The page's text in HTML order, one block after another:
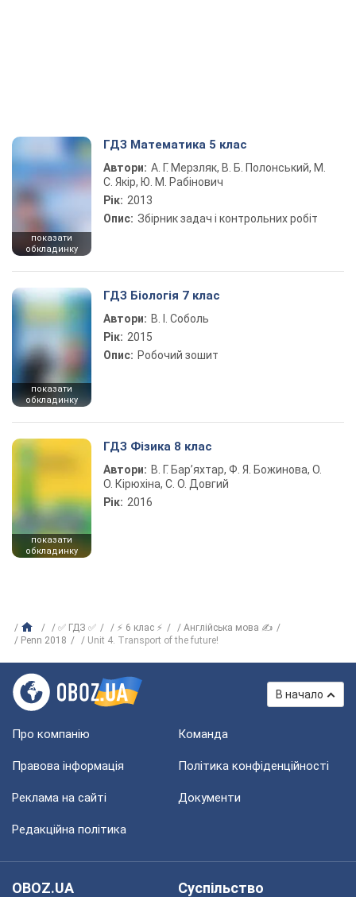
показати
обкладинку
ГДЗ Математика 5 клас
Автори: А. Г. Мерзляк, В. Б. Полонський, М.
С. Якір, Ю. М. Рабінович
Рік: 2013
Опис: Збірник задач і контрольних робіт
показати
обкладинку
ГДЗ Біологія 7 клас
Автори: В. І. Соболь
Рік: 2015
Опис: Робочий зошит
показати
обкладинку
ГДЗ Фізика 8 клас
Автори: В. Г. Бар’яхтар, Ф. Я. Божинова, О.
О. Кірюхіна, С. О. Довгий
Рік: 2016
✅ ГДЗ ✅ ⚡ 6 клас ⚡
Англійська мова ✍
Penn 2018
Unit 4. Transport of the future!
В начало
Про компанію Команда
Правова інформація Політика конфіденційності
Реклама на сайті Документи
Редакційна політика
OBOZ.UA
Суспільство